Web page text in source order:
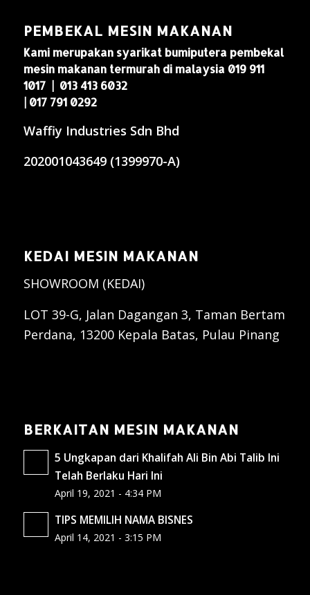
PEMBEKAL MESIN MAKANAN
Kami merupakan syarikat bumiputera pembekal
mesin makanan termurah di malaysia 019 911
1017 | 013 413 6032
| 017 791 0292
Waffiy Industries Sdn Bhd
202001043649 (1399970-A)
KEDAI MESIN MAKANAN
SHOWROOM (KEDAI)
LOT 39-G, Jalan Dagangan 3, Taman Bertam
Perdana, 13200 Kepala Batas, Pulau Pinang
BERKAITAN MESIN MAKANAN
5 Ungkapan dari Khalifah Ali Bin Abi Talib Ini
Telah Berlaku Hari Ini
April 19, 2021 - 4:34 PM
TIPS MEMILIH NAMA BISNES
April 14, 2021 - 3:15 PM